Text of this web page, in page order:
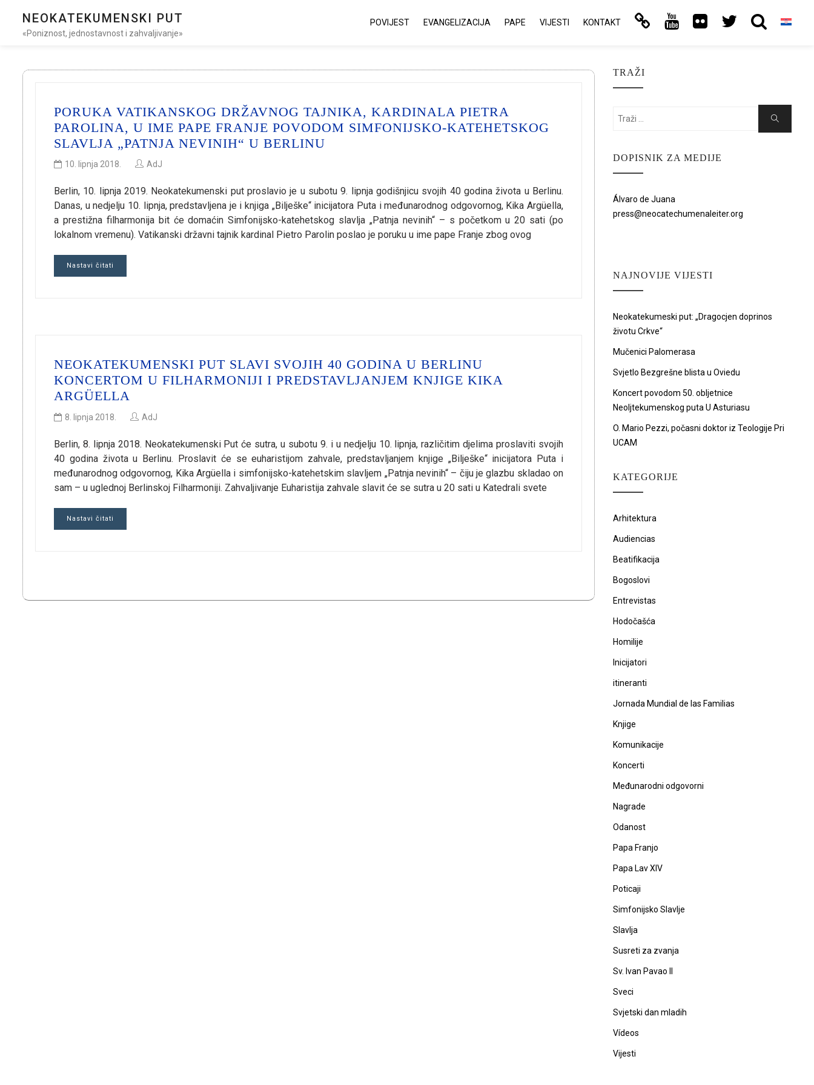
NEOKATEKUMENSKI PUT
«Poniznost, jednostavnost i zahvaljivanje»
POVIJEST EVANGELIZACIJA PAPE VIJESTI KONTAKT
PORUKA VATIKANSKOG DRŽAVNOG TAJNIKA, KARDINALA PIETRA
PAROLINA, U IME PAPE FRANJE POVODOM SIMFONIJSKO-KATEHETSKOG
SLAVLJA „PATNJA NEVINIH“ U BERLINU
10. lipnja 2018. AdJ
Berlin, 10. lipnja 2019. Neokatekumenski put proslavio je u subotu 9. lipnja godišnjicu svojih 40 godina života u Berlinu.
Danas, u nedjelju 10. lipnja, predstavljena je i knjiga „Bilješke“ inicijatora Puta i međunarodnog odgovornog, Kika Argüella,
a prestižna filharmonija bit će domaćin Simfonijsko-katehetskog slavlja „Patnja nevinih“ – s početkom u 20 sati (po
lokalnom vremenu). Vatikanski državni tajnik kardinal Pietro Parolin poslao je poruku u ime pape Franje zbog ovog
Nastavi čitati
NEOKATEKUMENSKI PUT SLAVI SVOJIH 40 GODINA U BERLINU
KONCERTOM U FILHARMONIJI I PREDSTAVLJANJEM KNJIGE KIKA
ARGÜELLA
8. lipnja 2018. AdJ
Berlin, 8. lipnja 2018. Neokatekumenski Put će sutra, u subotu 9. i u nedjelju 10. lipnja, različitim djelima proslaviti svojih
40 godina života u Berlinu. Proslavit će se euharistijom zahvale, predstavljanjem knjige „Bilješke“ inicijatora Puta i
međunarodnog odgovornog, Kika Argüella i simfonijsko-katehetskim slavljem „Patnja nevinih“ – čiju je glazbu skladao on
sam – u uglednoj Berlinskoj Filharmoniji. Zahvaljivanje Euharistija zahvale slavit će se sutra u 20 sati u Katedrali svete
Nastavi čitati
TRAŽI
Search
Search
DOPISNIK ZA MEDIJE
Álvaro de Juana
press@neocatechumenaleiter.org
NAJNOVIJE VIJESTI
Neokatekumeski put: „Dragocjen doprinos
životu Crkve“
Mučenici Palomerasa
Svjetlo Bezgrešne blista u Oviedu
Koncert povodom 50. obljetnice
Neoljtekumenskog puta U Asturiasu
O. Mario Pezzi, počasni doktor iz Teologije Pri
UCAM
KATEGORIJE
Arhitektura
Audiencias
Beatifikacija
Bogoslovi
Entrevistas
Hodočašća
Homilije
Inicijatori
itineranti
Jornada Mundial de las Familias
Knjige
Komunikacije
Koncerti
Međunarodni odgovorni
Nagrade
Odanost
Papa Franjo
Papa Lav XIV
Poticaji
Simfonijsko Slavlje
Slavlja
Susreti za zvanja
Sv. Ivan Pavao II
Sveci
Svjetski dan mladih
Vídeos
Vijesti